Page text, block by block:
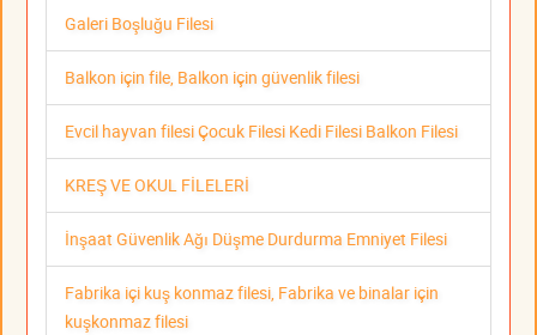
Galeri Boşluğu Filesi
Balkon için file, Balkon için güvenlik filesi
Evcil hayvan filesi Çocuk Filesi Kedi Filesi Balkon Filesi
KREŞ VE OKUL FİLELERİ
İnşaat Güvenlik Ağı Düşme Durdurma Emniyet Filesi
Fabrika içi kuş konmaz filesi, Fabrika ve binalar için
kuşkonmaz filesi